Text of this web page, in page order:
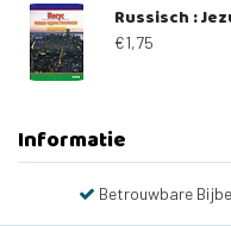
Russisch :
€1,75
Informatie
Betrouwbare